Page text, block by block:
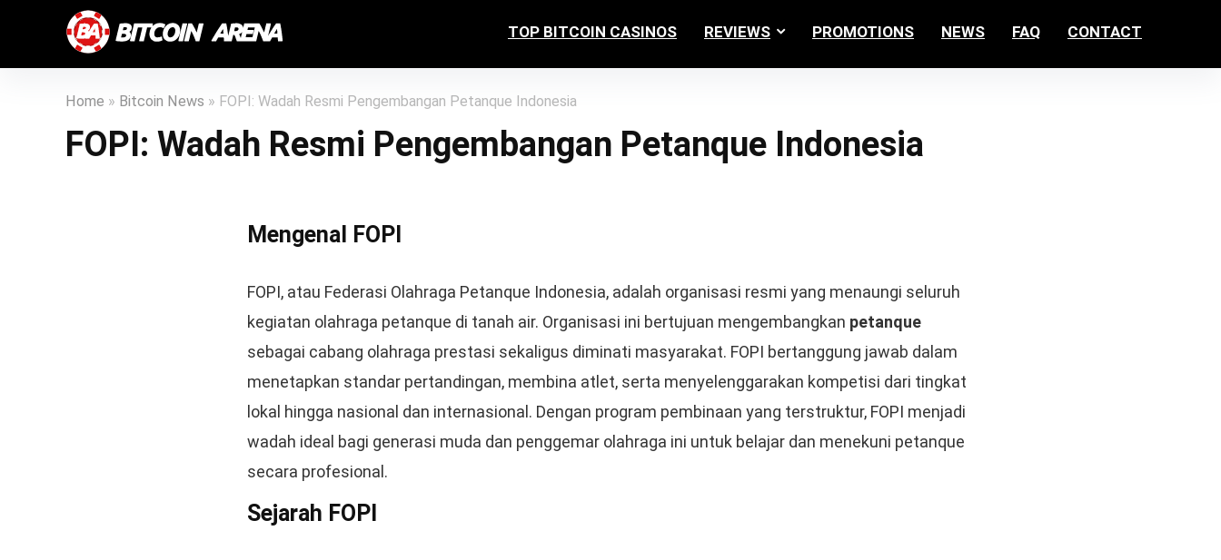
TOP BITCOIN CASINOS REVIEWS PROMOTIONS NEWS FAQ CONTACT
Home » Bitcoin News » FOPI: Wadah Resmi Pengembangan Petanque Indonesia
FOPI: Wadah Resmi Pengembangan Petanque Indonesia
Mengenal FOPI
FOPI, atau Federasi Olahraga Petanque Indonesia, adalah organisasi resmi yang menaungi seluruh
kegiatan olahraga petanque di tanah air. Organisasi ini bertujuan mengembangkan petanque
sebagai cabang olahraga prestasi sekaligus diminati masyarakat. FOPI bertanggung jawab dalam
menetapkan standar pertandingan, membina atlet, serta menyelenggarakan kompetisi dari tingkat
lokal hingga nasional dan internasional. Dengan program pembinaan yang terstruktur, FOPI menjadi
wadah ideal bagi generasi muda dan penggemar olahraga ini untuk belajar dan menekuni petanque
secara profesional.
Sejarah FOPI